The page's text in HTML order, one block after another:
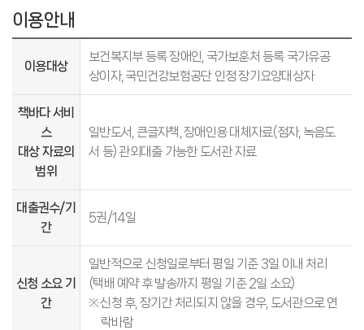
이용안내
이용대상
보건복지부 등록 장애인, 국가보훈처 등록 국가유공
상이자, 국민건강보험공단 인정 장기요양대상자
책바다 서비
스
대상 자료의
범위
일반도서, 큰글자책, 장애인용 대체자료(점자, 녹음도
서 등) 관외대출 가능한 도서관 자료
대출권수/기
간
5권/14일
신청 소요 기
간
일반적으로 신청일로부터 평일 기준 3일 이내 처리
(택배 예약 후 발송까지 평일 기준 2일 소요)
신청 후, 장기간 처리되지 않을 경우, 도서관으로 연
락바람